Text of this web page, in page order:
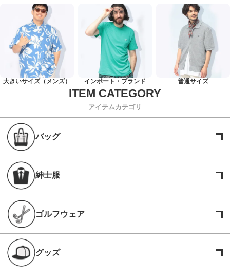
大きいサイズ（メンズ） インポート・ブランド 普通サイズ
アイテムカテゴリ
バッグ
紳士服
ゴルフウェア
グッズ